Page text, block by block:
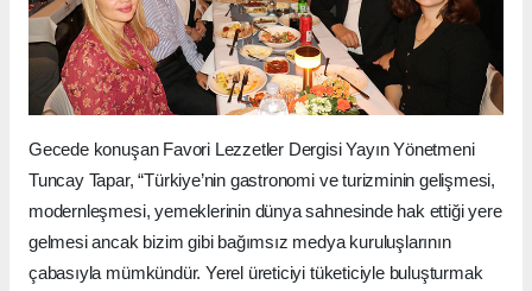
Gecede konuşan Favori Lezzetler Dergisi Yayın Yönetmeni
Tuncay Tapar, “Türkiye’nin gastronomi ve turizminin gelişmesi,
modernleşmesi, yemeklerinin dünya sahnesinde hak ettiği yere
gelmesi ancak bizim gibi bağımsız medya kuruluşlarının
çabasıyla mümkündür. Yerel üreticiyi tüketiciyle buluşturmak